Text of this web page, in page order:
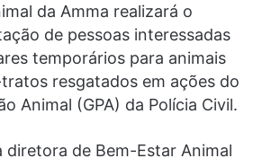
da Amma realizará o
de pessoas interessadas
temporários para animais
resgatados em ações do
Animal (GPA) da Polícia Civil.
diretora de Bem-Estar Animal